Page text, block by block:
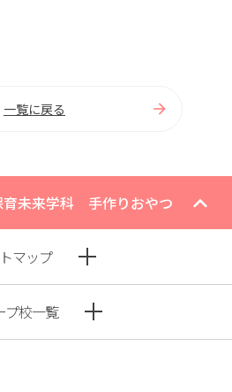
一覧に戻る
育未来学科 手作りおやつ
マップ
プ校一覧